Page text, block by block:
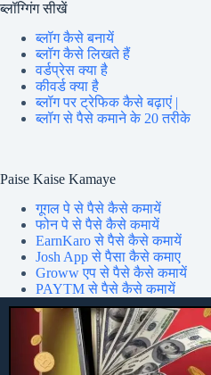
ब्लॉग्गिंग सीखें
ब्लॉग कैसे बनायें
ब्लॉग कैसे लिखते हैं
वर्डप्रेस क्या है
कीवर्ड क्या है
ब्लॉग पर ट्रेफिक कैसे बढ़ाएं |
ब्लॉग से पैसे कमाने के 20 तरीके
Paise Kaise Kamaye
गूगल पे से पैसे कैसे कमायें
फोन पे से पैसे कैसे कमायें
EarnKaro से पैसे कैसे कमायें
Josh App से पैसा कैसे कमाए
Groww एप से पैसे कैसे कमायें
PAYTM से पैसे कैसे कमायें